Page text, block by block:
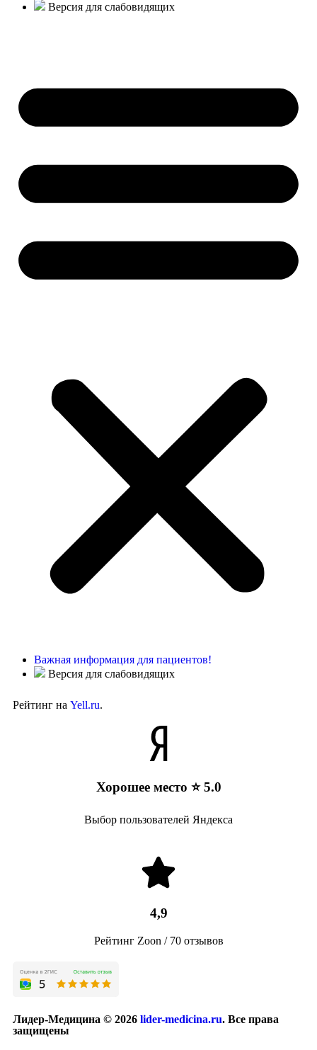
Версия для слабовидящих
Важная информация для пациентов!
Версия для слабовидящих
Рейтинг на Yell.ru.
Хорошее место ⭐ 5.0
Выбор пользователей Яндекса
4,9
Рейтинг Zoon / 70 отзывов
Лидер-Медицина © 2026 lider-medicina.ru. Все права
защищены